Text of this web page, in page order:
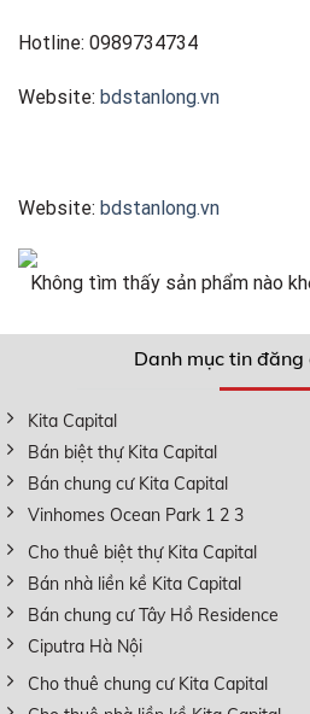
Hotline: 0989734734
Website: bdstanlong.vn
Website: bdstanlong.vn
Không tìm thấy sản phẩm nào
Danh mục tin đăng
Kita Capital
Bán biệt thự Kita Capital
Bán chung cư Kita Capital
Vinhomes Ocean Park 1 2 3
Cho thuê biệt thự Kita Capital
Bán nhà liền kề Kita Capital
Bán chung cư Tây Hồ Residence
Ciputra Hà Nội
Cho thuê chung cư Kita Capital